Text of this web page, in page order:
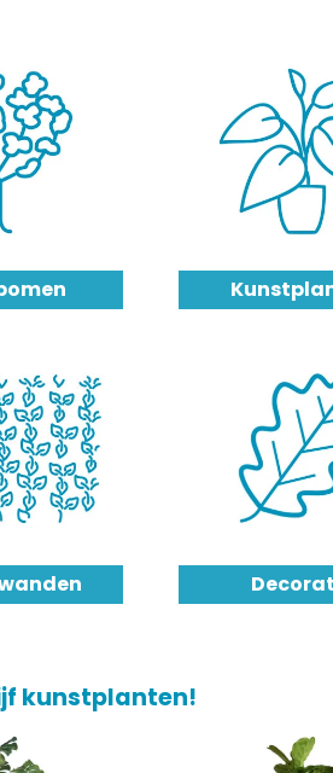
kunstplanten!